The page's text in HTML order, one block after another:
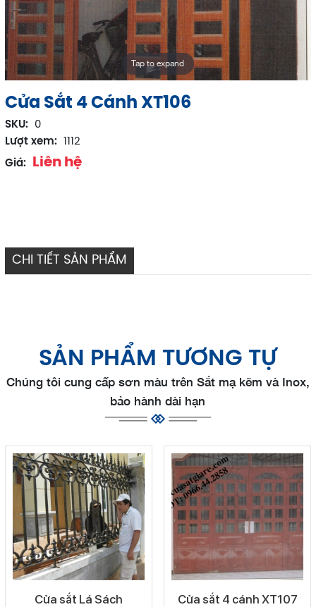
Tap to expand
Cửa Sắt 4 Cánh XT106
SKU:
0
Lượt xem:
1112
Giá:
Liên hệ
CHI TIẾT SẢN PHẨM
SẢN PHẨM TƯƠNG TỰ
Chúng tôi cung cấp sơn màu trên Sắt mạ kẽm và Inox,
bảo hành dài hạn
Cửa sắt Lá Sách
Cửa sắt 4 cánh XT107